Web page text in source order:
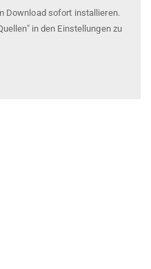
Download sofort installieren.
in den Einstellungen zu